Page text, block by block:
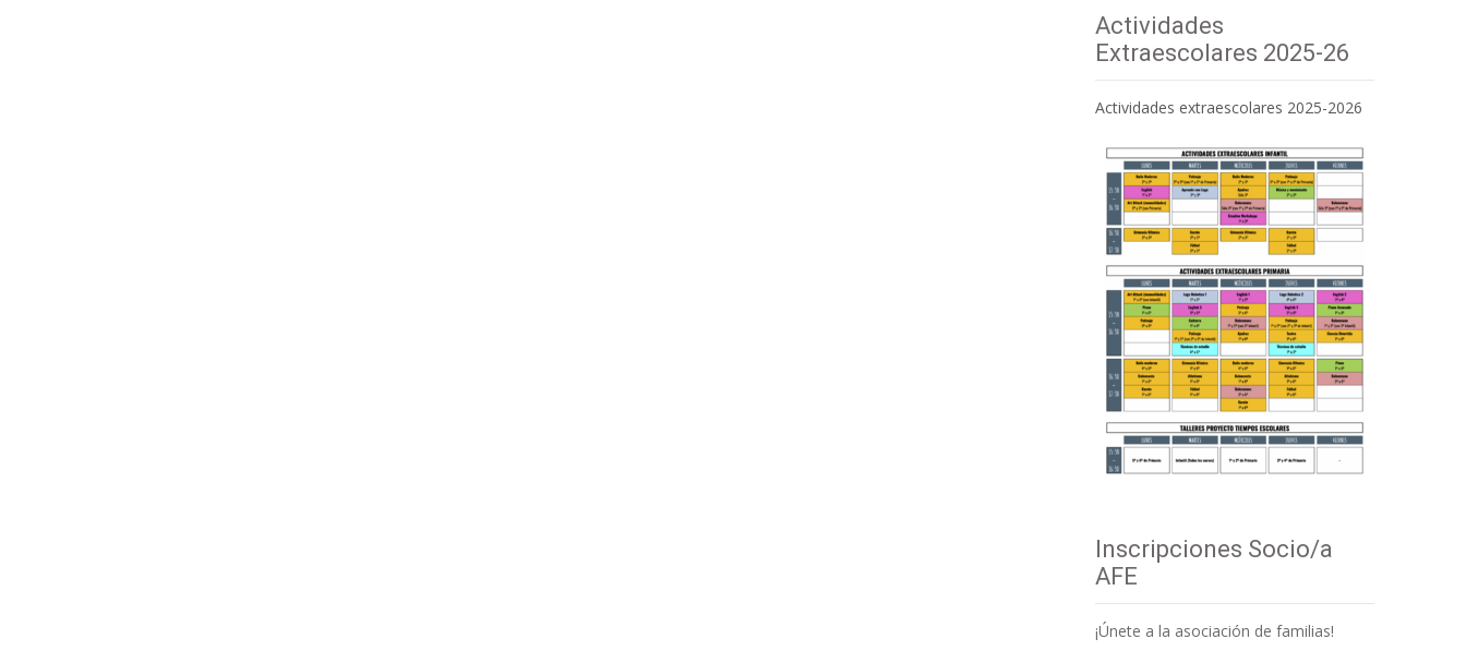
Actividades
Extraescolares 2025-26
Actividades extraescolares 2025-2026
Inscripciones Socio/a
AFE
¡Únete a la asociación de familias!